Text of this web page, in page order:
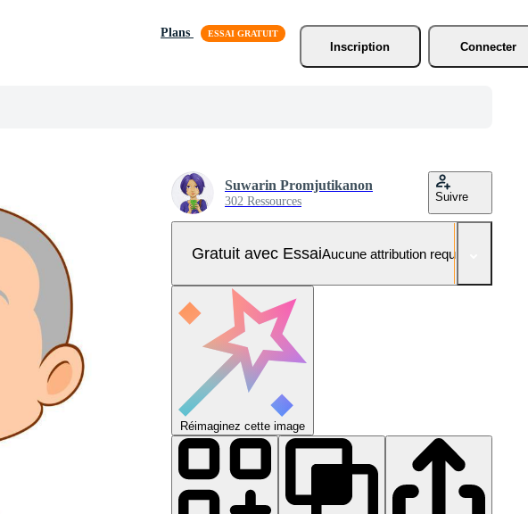
Plans
Inscription
Connecter
Suwarin Promjutikanon
302 Ressources Suivre
Gratuit avec EssaiAucune attribution requise
Réimaginez cette image